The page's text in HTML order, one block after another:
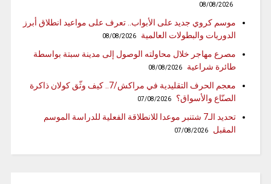
08/08/2026
موسم كروي جديد على الأبواب.. تعرف على مواعيد انطلاق أبرز
الدوريات والبطولات العالمية
08/08/2026
مصرع مهاجر خلال محاولته الوصول إلى مدينة سبتة بواسطة
طائرة شراعية
08/08/2026
معجم الحرف التقليدية في مراكش/7.. كيف وثّق كولان ذاكرة
الصنّاع والأسواق؟
07/08/2026
تحديد الـ7 شتنبر موعدا للانطلاقة الفعلية للدراسة الموسم
المقبل
07/08/2026